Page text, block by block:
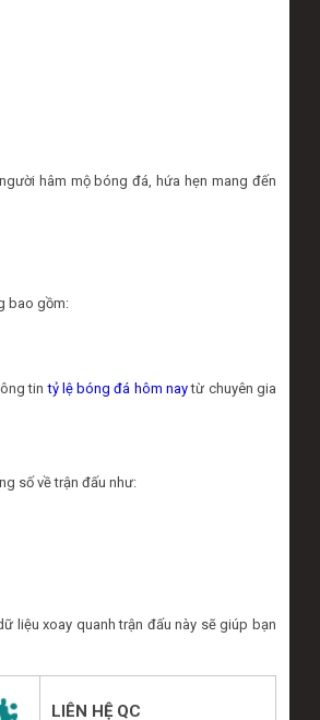
hâm mộ bóng đá, hứa hẹn mang đến
bao gồm:
tintỷ lệ bóng đá hôm naytừ chuyên gia
số về trận đấu như:
liệu xoay quanh trận đấu này sẽ giúp bạn
LIÊN HỆ QC